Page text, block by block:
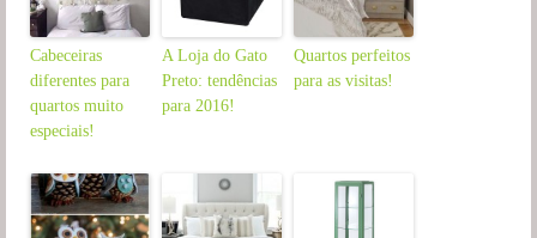
Cabeceiras
diferentes para
quartos muito
especiais!
A Loja do Gato
Preto: tendências
para 2016!
Quartos perfeitos
para as visitas!